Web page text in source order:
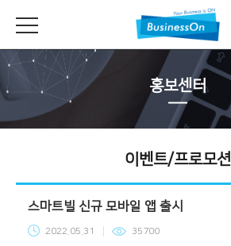
홍보센터
이벤트/프로모션
스마트빌 신규 모바일 앱 출시
2022.05.31 35700